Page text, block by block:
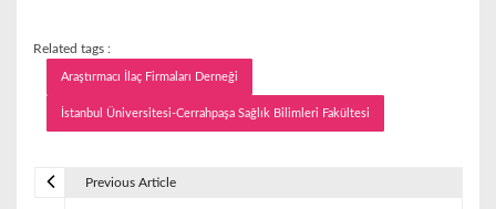
Related tags :
Araştırmacı İlaç Firmaları Derneği
İstanbul Üniversitesi-Cerrahpaşa Sağlık Bilimleri Fakültesi
Previous Article